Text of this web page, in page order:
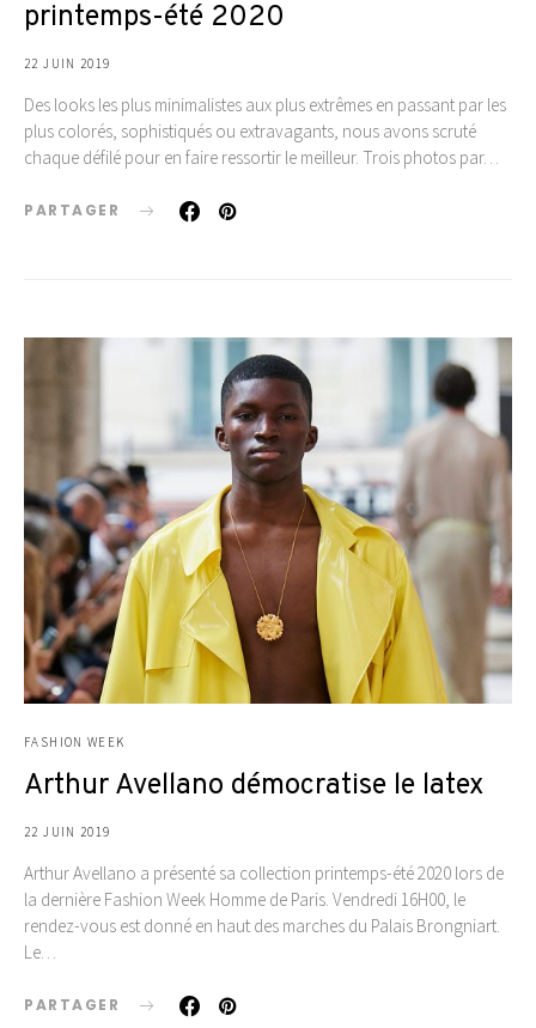
printemps-été 2020
22 JUIN 2019
Des looks les plus minimalistes aux plus extrêmes en passant par les
plus colorés, sophistiqués ou extravagants, nous avons scruté
chaque défilé pour en faire ressortir le meilleur. Trois photos par…
PARTAGER
FASHION WEEK
Arthur Avellano démocratise le latex
22 JUIN 2019
Arthur Avellano a présenté sa collection printemps-été 2020 lors de
la dernière Fashion Week Homme de Paris. Vendredi 16H00, le
rendez-vous est donné en haut des marches du Palais Brongniart.
Le…
PARTAGER